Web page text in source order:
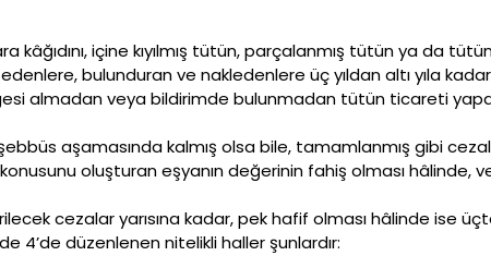
kâğıdını, içine kıyılmış tütün, parçalanmış tütün ya da
bulunduran ve nakledenlere üç yıldan altı yıla
almadan veya bildirimde bulunmadan tütün ticareti
aşamasında kalmış olsa bile, tamamlanmış gibi
oluşturan eşyanın değerinin fahiş olması hâlinde,
cezalar yarısına kadar, pek hafif olması hâlinde ise
4’de düzenlenen nitelikli haller şunlardır: